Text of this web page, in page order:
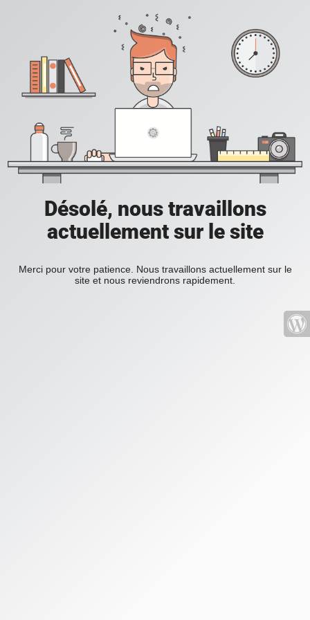
Désolé, nous travaillons
actuellement sur le site
Merci pour votre patience. Nous travaillons actuellement sur le
site et nous reviendrons rapidement.